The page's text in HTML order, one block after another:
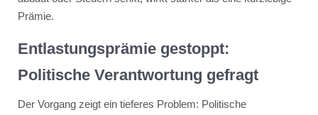
Prämie.
Entlastungsprämie gestoppt:
Politische Verantwortung gefragt
Der Vorgang zeigt ein tieferes Problem: Politische